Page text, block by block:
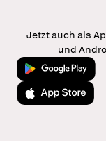
Jetzt auch als
und
Jetzt bei Google
Laden im App